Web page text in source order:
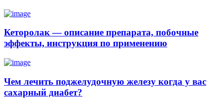
Кеторолак — описание препарата, побочные
эффекты, инструкция по применению
Чем лечить поджелудочную железу когда у вас
сахарный диабет?